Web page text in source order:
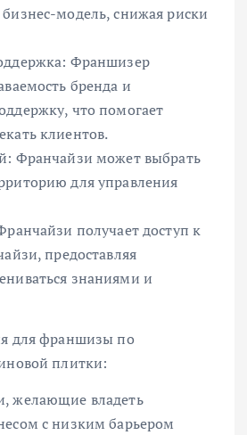
модель, снижая риски
Франшизер
бренда и
что помогает
клиентов.
Франчайзи может выбрать
для управления
получает доступ к
предоставляя
знаниями и
для франшизы по
плитки:
желающие владеть
с низким барьером